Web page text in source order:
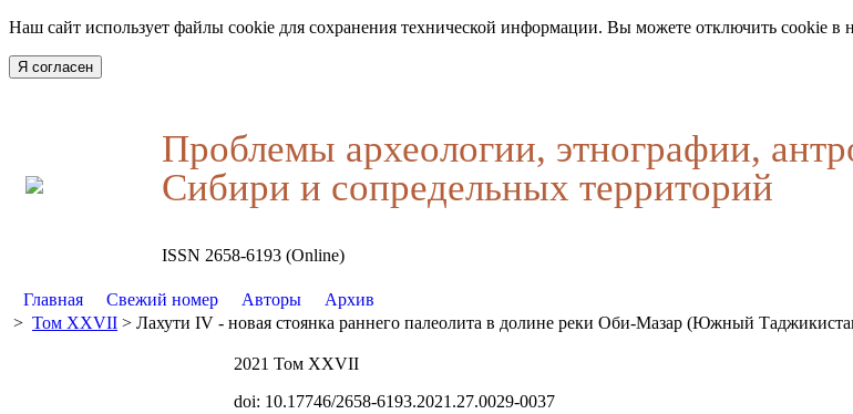
Наш сайт использует файлы cookie для сохранения технической информации. Вы можете отключить cookie в
Я согласен
Проблемы археологии, этнографии,
Сибири и сопредельных территорий
ISSN 2658-6193 (Online)
Главная Свежий номер Авторы
Архив
> Том XXVII > Лахути IV - новая стоянка раннего палеолита в долине реки Оби-Мазар (Южный
2021 Том XXVII
doi: 10.17746/2658-6193.2021.27.0029-0037